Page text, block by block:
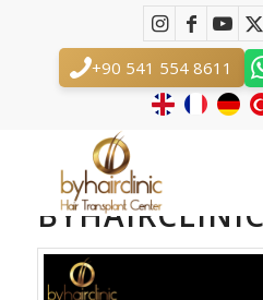
+90 541 554 8611
Trasplante Capilar
Usted está aquí: Inicio / Trasplante
BYHAIRCLINIC